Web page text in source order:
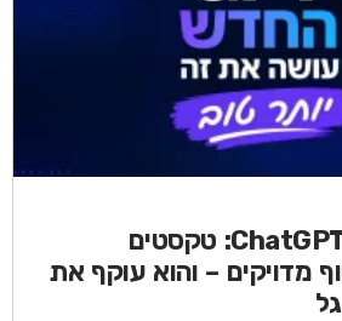
ChatGPT Images 2.0: טקסטים
מדויקים – והוא עוקף את